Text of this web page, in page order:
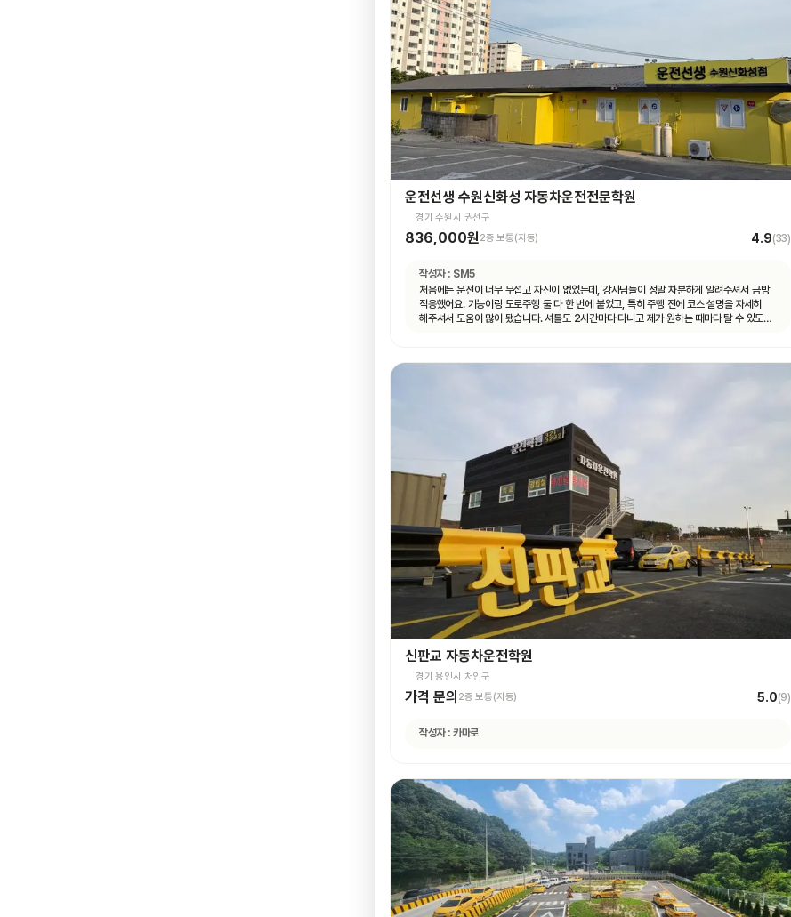
운전선생 수원신화성 자동차운전전문학원
경기 수원시 권선구
836,000원2종 보통(자동) 4.9(33)
작성자 : SM5
처음에는 운전이 너무 무섭고 자신이 없었는데, 강사님들이 정말 차분하게 알려주셔서 금방
적응했어요. 기능이랑 도로주행 둘 다 한 번에 붙었고, 특히 주행 전에 코스 설명을 자세히
해주셔서 도움이 많이 됐습니다. 셔틀도 2시간마다 다니고 제가 원하는 때마다 탈 수 있도록
신판교 자동차운전학원
경기 용인시 처인구
가격 문의 2종 보통(자동) 5.0(9)
작성자 : 카마로